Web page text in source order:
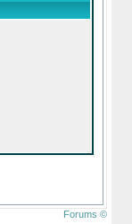
Forums ©